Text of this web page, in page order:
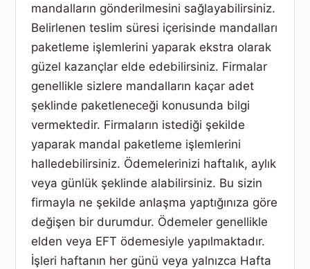
mandalların gönderilmesini sağlayabilirsiniz.
Belirlenen teslim süresi içerisinde mandalları
paketleme işlemlerini yaparak ekstra olarak
güzel kazançlar elde edebilirsiniz. Firmalar
genellikle sizlere mandalların kaçar adet
şeklinde paketleneceği konusunda bilgi
vermektedir. Firmaların istediği şekilde
yaparak mandal paketleme işlemlerini
halledebilirsiniz. Ödemelerinizi haftalık, aylık
veya günlük şeklinde alabilirsiniz. Bu sizin
firmayla ne şekilde anlaşma yaptığınıza göre
değişen bir durumdur. Ödemeler genellikle
elden veya EFT ödemesiyle yapılmaktadır.
İşleri haftanın her günü veya yalnızca Hafta